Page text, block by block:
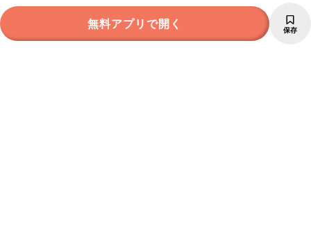
無料アプリで開く 保存